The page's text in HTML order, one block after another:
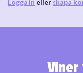
Logga in eller skapa